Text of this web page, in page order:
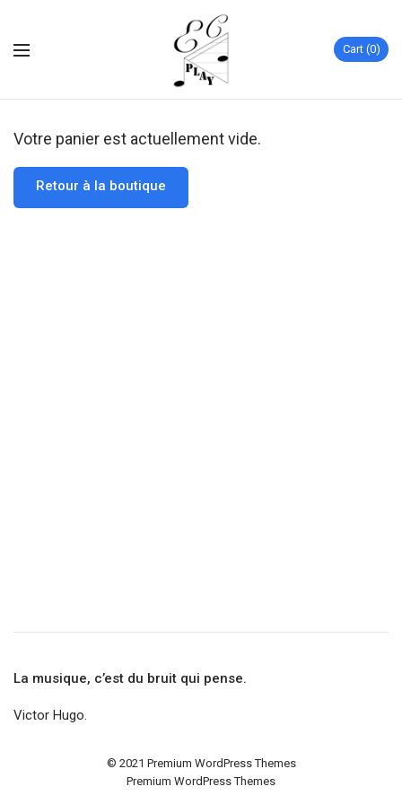
Cart 0
Votre panier est actuellement vide.
Retour à la boutique
La musique, c’est du bruit qui pense.
Victor Hugo.
© 2021 Premium WordPress Themes
Premium WordPress Themes